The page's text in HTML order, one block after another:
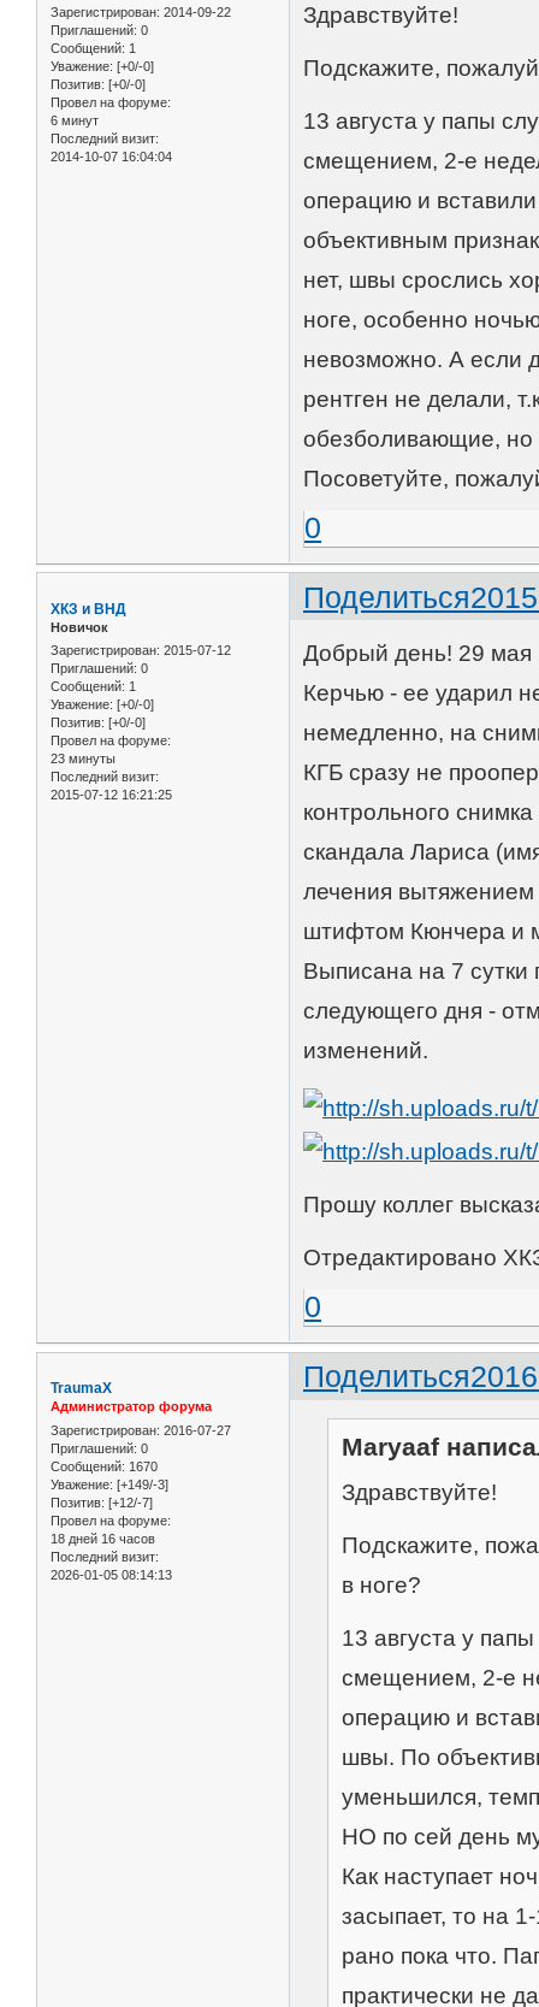
Зарегистрирован: 2014-09-22
Приглашений: 0
Сообщений: 1
Уважение: [+0/-0]
Позитив: [+0/-0]
Провел на форуме:
6 минут
Последний визит:
2014-10-07 16:04:04
Здравствуйте!
Подскажите,
13 августа у папы
смещением, 2-е
операцию и
объективным
нет, швы срослись
ноге, особенно
невозможно. А если
рентген не делали,
обезболивающие, но
Посоветуйте,
0
Поделиться
ХКЗ и ВНД
Новичок
Зарегистрирован: 2015-07-12
Приглашений: 0
Сообщений: 1
Уважение: [+0/-0]
Позитив: [+0/-0]
Провел на форуме:
23 минуты
Последний визит:
2015-07-12 16:21:25
Добрый день! 29 мая
Керчью - ее ударил
немедленно, на
КГБ сразу не
контрольного
скандала Лариса
лечения
штифтом Кюнчера и
Выписана на 7
следующего дня -
изменений.
Прошу коллег
Отредактировано
0
Поделиться
TraumaX
Администратор форума
Зарегистрирован: 2016-07-27
Приглашений: 0
Сообщений: 1670
Уважение: [+149/-3]
Позитив: [+12/-7]
Провел на форуме:
18 дней 16 часов
Последний визит:
2026-01-05 08:14:13
Maryaaf
Здравствуйте!
Подскажите,
в ноге?
13 августа у
смещением, 2-е
операцию и
швы. По
уменьшился,
НО по сей день
Как наступает
засыпает, то на
рано пока что.
практически не